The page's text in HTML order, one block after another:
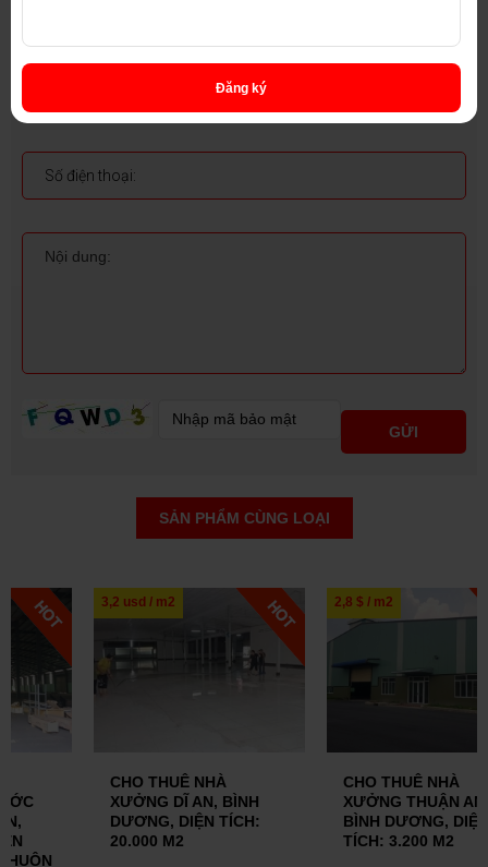
SẢN PHẨM CÙNG LOẠI
3,2 usd / m2
CHO THUÊ NHÀ
XƯỞNG DĨ AN, BÌNH
DƯƠNG, DIỆN TÍCH:
20.000 M2
2,8 $ / m2
CHO THUÊ NHÀ
XƯỞNG THUẬN AN,
BÌNH DƯƠNG, DIỆN
TÍCH: 3.200 M2
Đăng ký